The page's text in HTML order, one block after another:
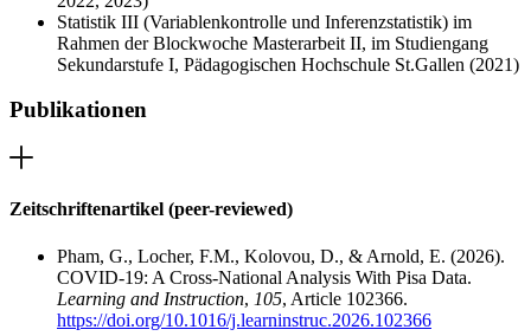
Statistik III (Variablenkontrolle und Inferenzstatistik) im
Rahmen der Blockwoche Masterarbeit II, im Studiengang
Sekundarstufe I, Pädagogischen Hochschule St.Gallen (2021)
Publikationen
Zeitschriftenartikel (peer-reviewed)
Pham, G., Locher, F.M., Kolovou, D., & Arnold, E. (2026).
COVID-19: A Cross-National Analysis With Pisa Data.
Learning and Instruction, 105, Article 102366.
https://doi.org/10.1016/j.learninstruc.2026.102366